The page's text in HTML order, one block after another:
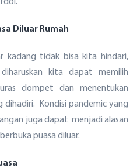
Diluar Rumah
kadang tidak bisa kita hindari,
kita dapat memilih
dompet dan menentukan
dihadiri. Kondisi pandemic yang
juga dapat menjadi alasan
puasa diluar.